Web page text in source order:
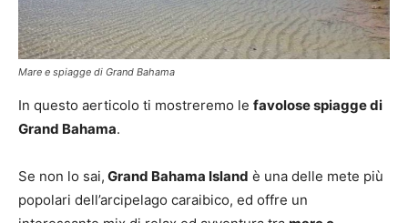
Mare e spiagge di Grand Bahama
In questo aerticolo ti mostreremo le favolose spiagge di
Grand Bahama.
Se non lo sai, Grand Bahama Island è una delle mete più
popolari dell’arcipelago caraibico, ed offre un